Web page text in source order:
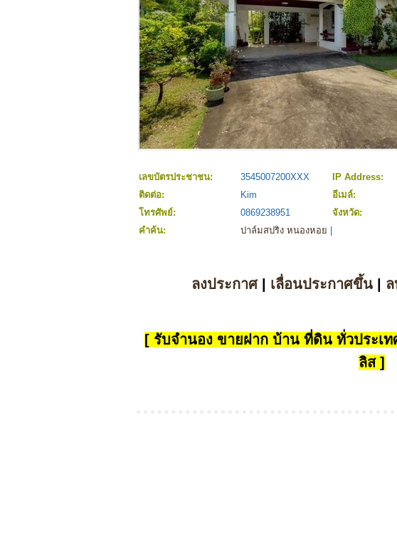
เลขบัตรประชาชน: 3545007200XXX IP Address:
ติดต่อ:
Kim
อีเมล์:
โทรศัพย์:
0869238951 จังหวัด:
คำค้น:
ปาล์มสปริง หนองหอย
ลงประกาศ| เลื่อนประกาศขึ้น|
[ รับจำนอง ขายฝาก บ้าน ที่ดิน ทั่วประเท
ลิส ]